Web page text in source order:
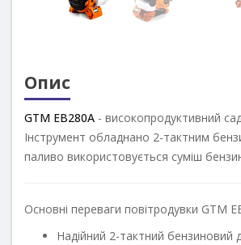
Опис
GTM EB280A - високопродуктивний
Інструмент обладнано 2-тактним
паливо використовується суміш
Основні переваги повітродувки GTM
Надійний 2-тактний бензиновий